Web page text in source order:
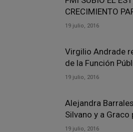
CRECIMIENTO
19 julio, 2016
Virgilio Andrade
de la Función
19 julio, 2016
Alejandra
Silvano y a Graco
19 julio, 2016